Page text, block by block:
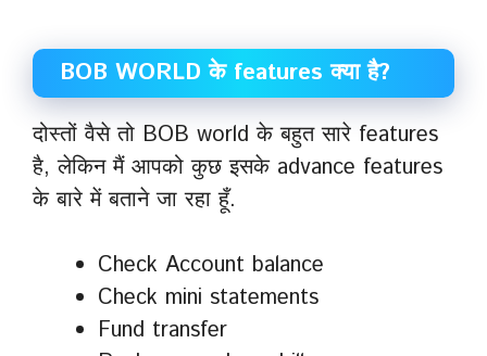
BOB WORLD के features क्या है?
दोस्तों वैसे तो BOB world के बहुत सारे features
है, लेकिन मैं आपको कुछ इसके advance features
के बारे में बताने जा रहा हूँ.
Check Account balance
Check mini statements
Fund transfer